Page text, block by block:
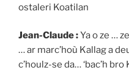
ostaleri Koatilan
Jean-Claude :Ya o ze …
… ar marc’hoù Kallag a
c’houlz-se da… ‘bac’h bro